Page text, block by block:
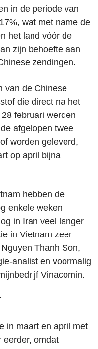
in de periode van
wat met name de
het land vóór de
zijn behoefte aan
zendingen.
van de Chinese
die direct na het
februari werden
afgelopen twee
worden geleverd,
op april bijna
hebben de
enkele weken
in Iran veel langer
in Vietnam zeer
Thanh Son,
analist en voormalig
Vinacomin.
in maart en april met
eerder, omdat